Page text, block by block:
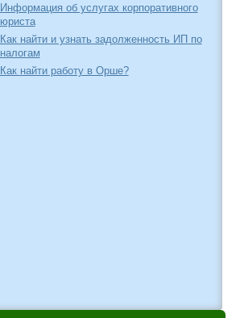
Информация об услугах корпоративного
юриста
Как найти и узнать задолженность ИП по
налогам
Как найти работу в Орше?